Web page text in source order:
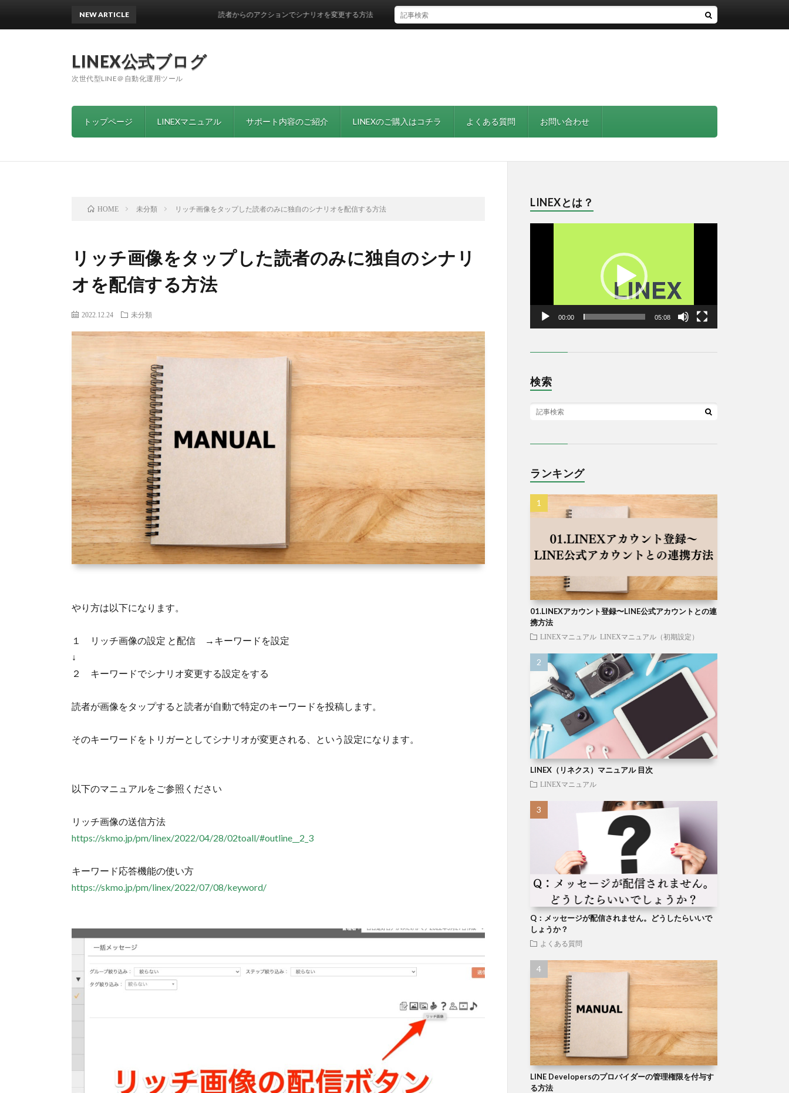
LINEX公式ブログ
次世代型LINE＠自動化運用ツール
トップページ LINEXマニュアル サポート内容のご紹介 LINEXのご購入はコチラ よくある質問 お問い合わせ
NEW ARTICLE 読者からのアクションでシナリオを変更する方法
HOME 未分類 リッチ画像をタップした読者のみに独自のシナリオを配信する方法
リッチ画像をタップした読者のみに独自のシナリ
オを配信する方法
2022.12.24 未分類
やり方は以下になります。
１ リッチ画像の設定 と配信 →キーワードを設定
↓
２ キーワードでシナリオ変更する設定をする
読者が画像をタップすると読者が自動で特定のキーワードを投稿します。
そのキーワードをトリガーとしてシナリオが変更される、という設定になります。
以下のマニュアルをご参照ください
リッチ画像の送信方法
https://skmo.jp/pm/linex/2022/04/28/02toall/#outline__2_3
キーワード応答機能の使い方
https://skmo.jp/pm/linex/2022/07/08/keyword/
LINEXとは？
動
00:00 05:08
検索
ランキング
01.LINEXアカウント登録〜LINE公式アカウントとの連
携方法
LINEXマニュアル LINEXマニュアル（初期設定）
LINEX（リネクス）マニュアル 目次
LINEXマニュアル
Q：メッセージが配信されません。どうしたらいいで
しょうか？
よくある質問
LINE Developersのプロバイダーの管理権限を付与す
る方法